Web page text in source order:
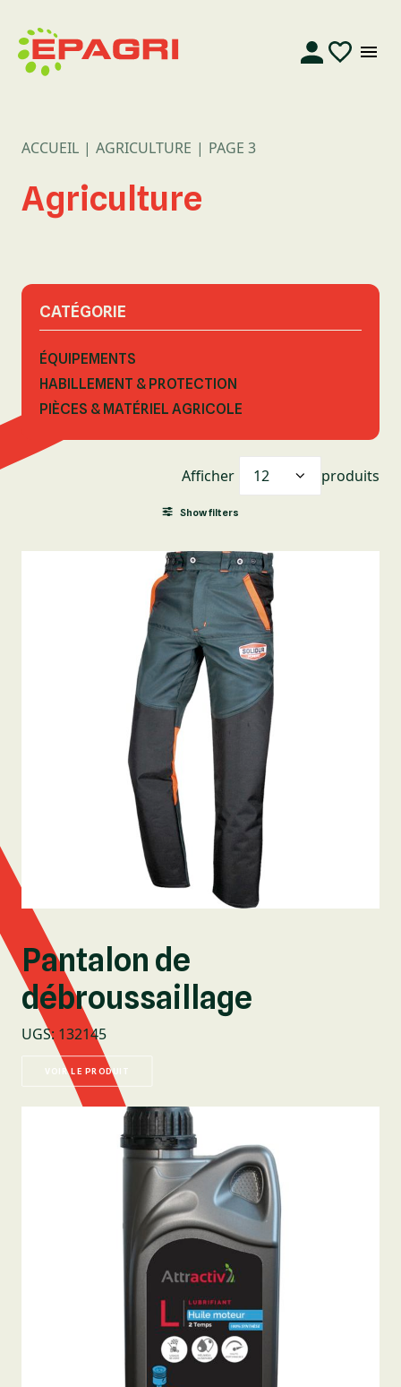
ACCUEIL AGRICULTURE PAGE 3
Agriculture
CATÉGORIE
ÉQUIPEMENTS
HABILLEMENT & PROTECTION
PIÈCES & MATÉRIEL AGRICOLE
Afficher produits
Show filters
Pantalon de
débroussaillage
UGS: 132145
VOIR LE PRODUIT